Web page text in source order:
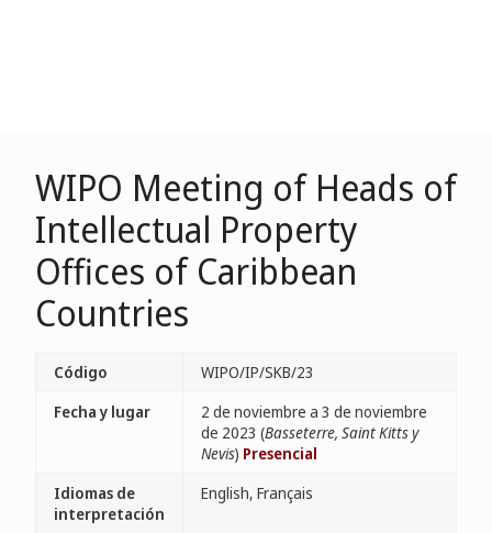
WIPO Meeting of Heads of
Intellectual Property
Offices of Caribbean
Countries
Código
WIPO/IP/SKB/23
Fecha y lugar
2 de noviembre a 3 de noviembre
de 2023 (Basseterre, Saint Kitts y
Nevis) Presencial
Idiomas de
interpretación
English, Français